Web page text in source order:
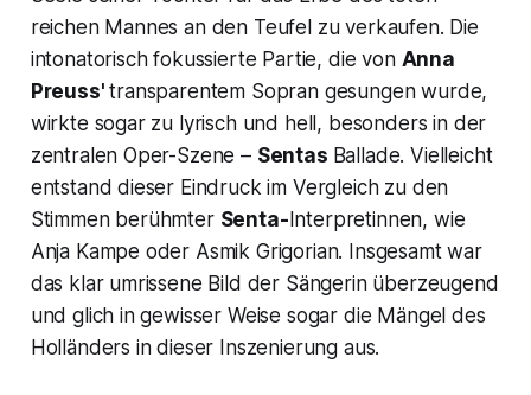
reichen Mannes an den Teufel zu verkaufen. Die
intonatorisch fokussierte Partie, die von Anna
Preuss'transparentem Sopran gesungen wurde,
wirkte sogar zu lyrisch und hell, besonders in der
zentralen Oper-Szene – Sentas Ballade. Vielleicht
entstand dieser Eindruck im Vergleich zu den
Stimmen berühmter Senta- Interpretinnen, wie
Anja Kampe oder Asmik Grigorian. Insgesamt war
das klar umrissene Bild der Sängerin überzeugend
und glich in gewisser Weise sogar die Mängel des
Holländers in dieser Inszenierung aus.